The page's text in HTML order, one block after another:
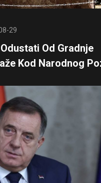
29
Od Gradnje
Kod Narodnog